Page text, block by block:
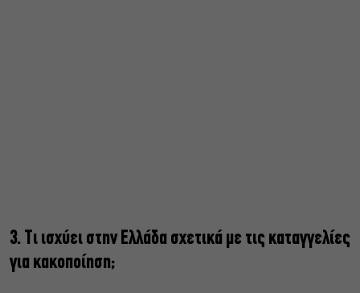
3. Τι ισχύει στην Ελλάδα σχετικά με τις καταγγελίες
για κακοποίηση;